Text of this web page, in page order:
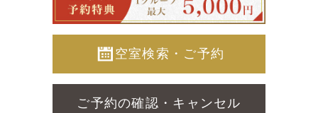
空室検索・ご予約
ご予約の確認・キャンセル